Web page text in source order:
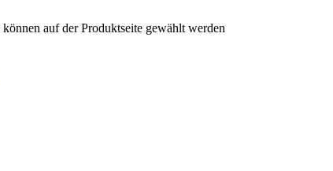
auf der Produktseite gewählt werden